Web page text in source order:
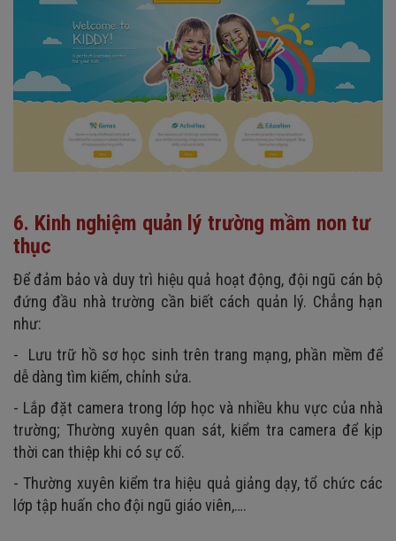
6. Kinh nghiệm quản lý trường mầm non tư
thục
Để đảm bảo và duy trì hiệu quả hoạt động, đội ngũ cán bộ
đứng đầu nhà trường cần biết cách quản lý. Chẳng hạn
như:
- Lưu trữ hồ sơ học sinh trên trang mạng, phần mềm để
dễ dàng tìm kiếm, chỉnh sửa.
- Lắp đặt camera trong lớp học và nhiều khu vực của nhà
trường; Thường xuyên quan sát, kiểm tra camera để kịp
thời can thiệp khi có sự cố.
- Thường xuyên kiểm tra hiệu quả giảng dạy, tổ chức các
lớp tập huấn cho đội ngũ giáo viên,….